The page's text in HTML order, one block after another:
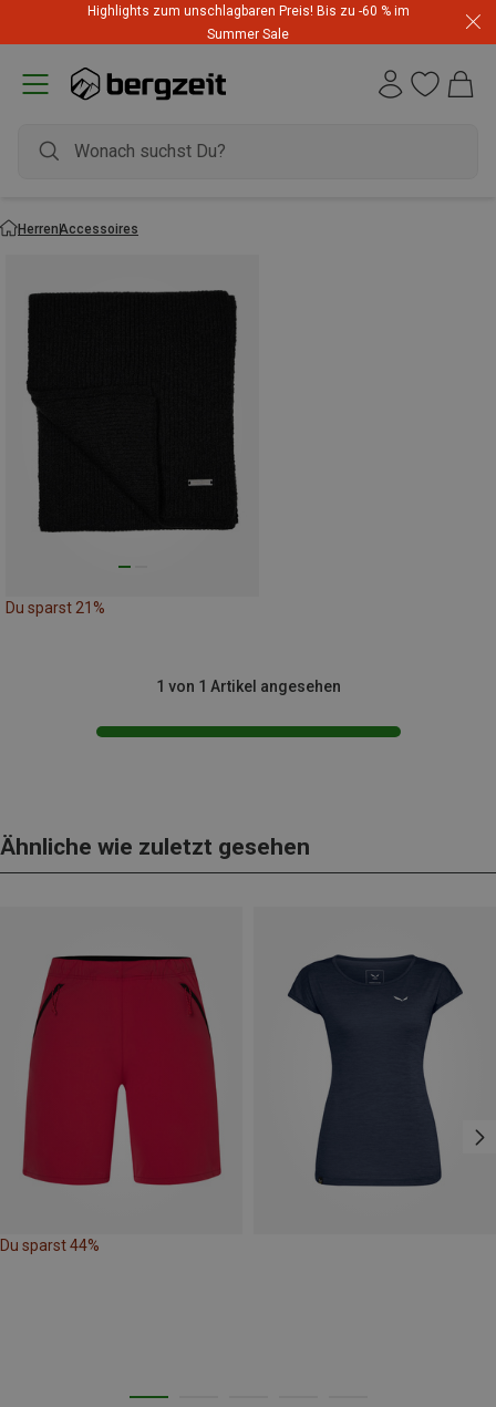
Highlights zum unschlagbaren Preis! Bis zu -60 % im
Summer Sale
HerrenAccessoires
Du sparst 21%
1 von 1 Artikel angesehen
Ähnliche wie zuletzt gesehen
Du sparst 44%